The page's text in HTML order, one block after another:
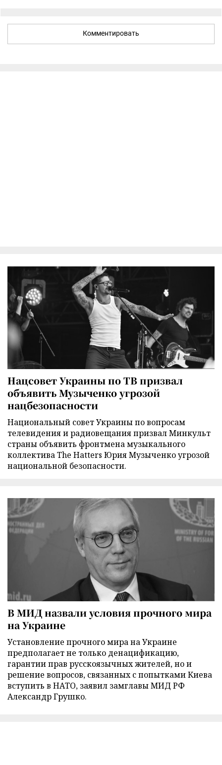
Комментировать
Нацсовет Украины по ТВ призвал
объявить Музыченко угрозой
нацбезопасности
Национальный совет Украины по вопросам
телевидения и радиовещания призвал Минкульт
страны объявить фронтмена музыкального
коллектива The Hatters Юрия Музыченко угрозой
национальной безопасности.
В МИД назвали условия прочного мира
на Украине
Установление прочного мира на Украине
предполагает не только денацификацию,
гарантии прав русскоязычных жителей, но и
решение вопросов, связанных с попытками Киева
вступить в НАТО, заявил замглавы МИД РФ
Александр Грушко.